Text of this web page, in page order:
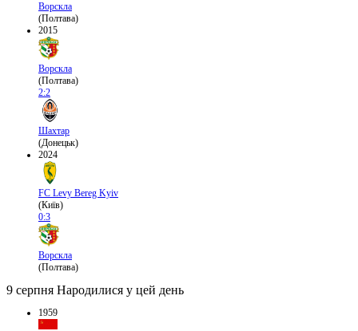
Ворскла
(Полтава)
2015
Ворскла
(Полтава)
2:2
Шахтар
(Донецьк)
2024
FC Levy Bereg Kyiv
(Київ)
0:3
Ворскла
(Полтава)
9 серпня Народилися у цей день
1959